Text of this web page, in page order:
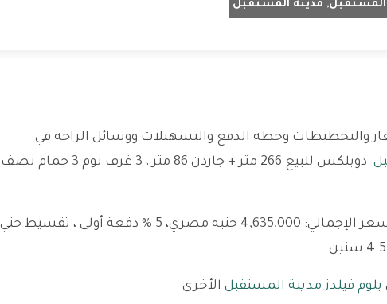
المستقبل, مدينة المستقبل
والتخطيطات وخطة الدفع والتسهيلات ووسائل الراحة في
دوبلكس
للبيع 266 متر + جاردن 86 متر ، 3 غرف نوم 3 حمام نصف
خطة الدفع: الأقساط، السعر الإجمالي: 4,635,000 جنيه مصري، 5 % دفعة أولى ، تقسيط حتي
بلوم فيلدز مدينة المستقبل الأخرى